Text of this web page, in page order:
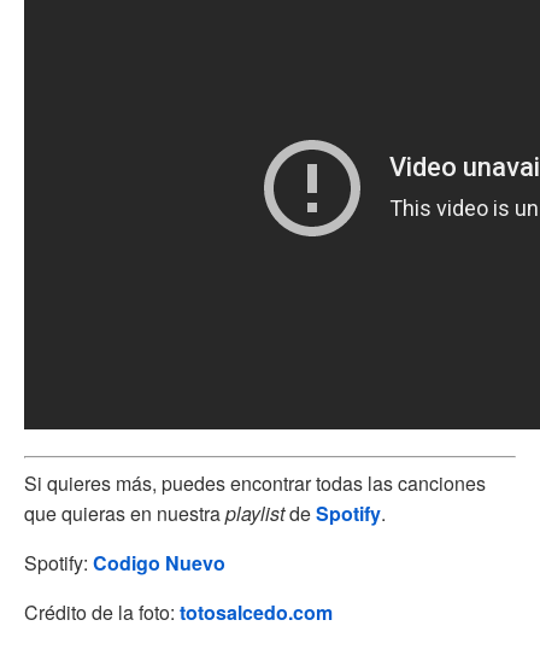
Si quieres más, puedes encontrar todas las canciones
que quieras en nuestraplaylistdeSpotify.
Spotify: Codigo Nuevo
Crédito de la foto: totosalcedo.com